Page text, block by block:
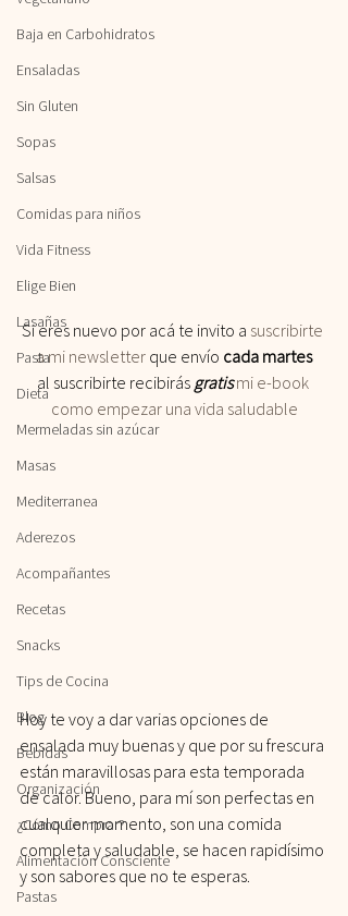
Baja en Carbohidratos
Ensaladas
Sin Gluten
Sopas
Salsas
Comidas para niños
Vida Fitness
Elige Bien
Lasañas
Pasta
Dieta
Mermeladas sin azúcar
Masas
Mediterranea
Aderezos
Acompañantes
Recetas
Snacks
Tips de Cocina
Blog
Bebidas
Organización
¿Cómo Comprar?
Alimentación Consciente
Pastas
Si eres nuevo por acá te invito a suscribirte
a mi newsletter que envío cada martes
al suscribirte recibirás gratis mi e-book
como empezar una vida saludable
Hoy te voy a dar varias opciones de
ensalada muy buenas y que por su frescura
están maravillosas para esta temporada
de calor. Bueno, para mí son perfectas en
cualquier momento, son una comida
completa y saludable, se hacen rapidísimo
y son sabores que no te esperas.